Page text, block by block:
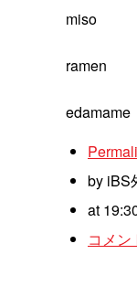
miso
ramen
edamame
by iBS
at
コメン